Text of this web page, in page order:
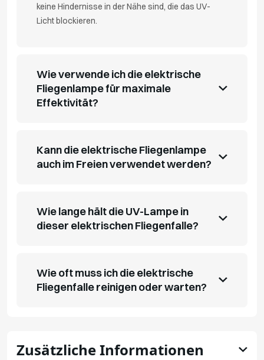
keine Hindernisse in der Nähe sind, die das UV-
Licht blockieren.
Wie verwende ich die elektrische
Fliegenlampe für maximale
Effektivität?
Kann die elektrische Fliegenlampe
auch im Freien verwendet werden?
Wie lange hält die UV-Lampe in
dieser elektrischen Fliegenfalle?
Wie oft muss ich die elektrische
Fliegenfalle reinigen oder warten?
Zusätzliche Informationen